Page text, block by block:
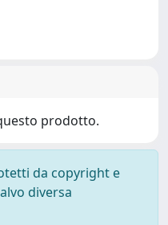
prodotto.
da copyright e
diversa